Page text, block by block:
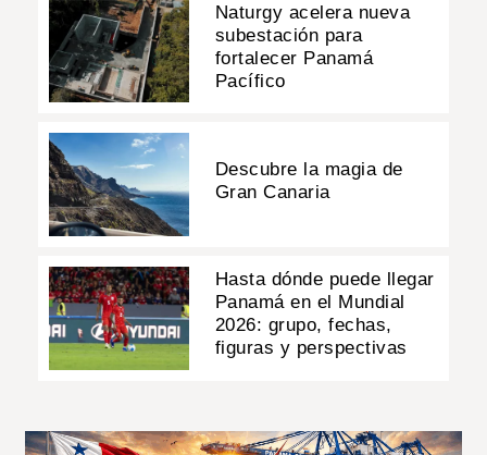
Naturgy acelera nueva
subestación para
fortalecer Panamá
Pacífico
Descubre la magia de
Gran Canaria
Hasta dónde puede llegar
Panamá en el Mundial
2026: grupo, fechas,
figuras y perspectivas